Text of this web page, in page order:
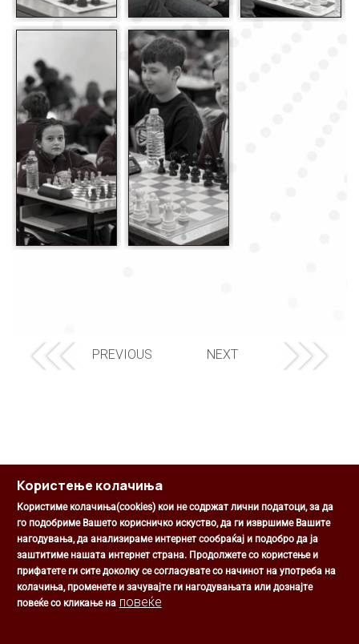
PREVIOUS NEXT
Општина Центар
Михаил Цоков бр. 1, Скопје
Скопје, РС Македонија
+389 2 3203 693
+389 2 3203 600
Користење колачиња
Користиме колачиња(cookies) кои не содржат лични податоци, за да
го подобриме Вашето корисничко искуство, да ги извршиме Вашите
нагодувања, да анализираме интернет сообраќај и подобро да ја
заштитиме нашата интернет страна. Продолжете со користење и
прифатете ги сите доколку се согласувате со начинот на употреба на
колачиња, променете и зачувајте ги нагодувањата или дознајте
повеќе со кликање на повеќе